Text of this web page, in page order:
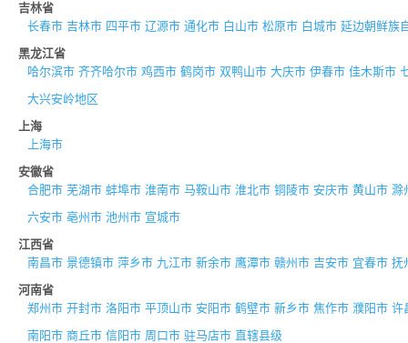
吉林省
长春市 吉林市 四平市 辽源市 通化市 白山市 松原市 白城市 延边朝鲜族
黑龙江省
哈尔滨市 齐齐哈尔市 鸡西市 鹤岗市 双鸭山市 大庆市 伊春市 佳木斯市
大兴安岭地区
上海
上海市
安徽省
合肥市 芜湖市 蚌埠市 淮南市 马鞍山市 淮北市 铜陵市 安庆市 黄山市 滁
六安市 亳州市 池州市 宣城市
江西省
南昌市 景德镇市 萍乡市 九江市 新余市 鹰潭市 赣州市 吉安市 宜春市 抚
河南省
郑州市 开封市 洛阳市 平顶山市 安阳市 鹤壁市 新乡市 焦作市 濮阳市 许
南阳市 商丘市 信阳市 周口市 驻马店市 直辖县级